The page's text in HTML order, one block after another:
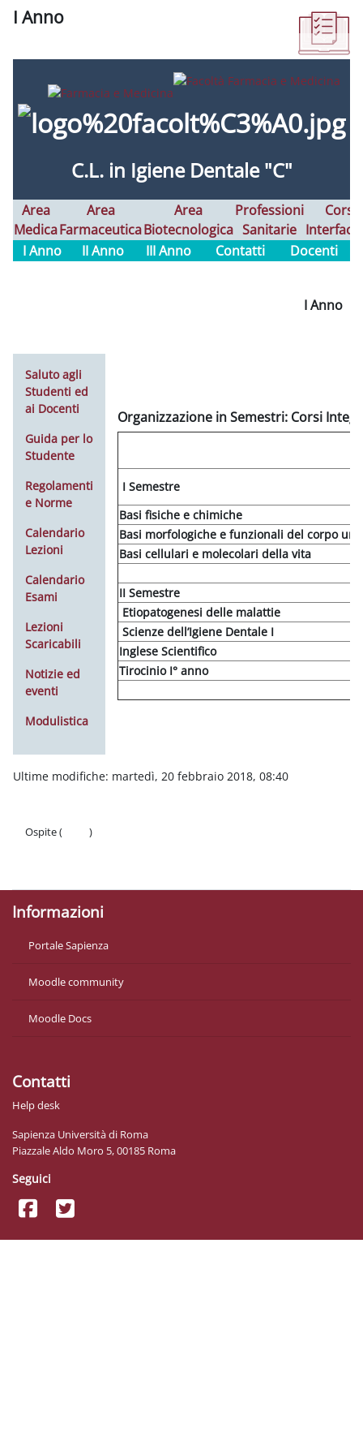
I Anno
C.L. in Igiene Dentale "C"
Area
Medica
Area
Farmaceutica
Area
Biotecnologica
Professioni
Sanitarie
Corsi
I Anno
II Anno III Anno Contatti Docenti
I Anno
Saluto agli
Studenti ed
ai Docenti
Guida per lo
Studente
Regolamenti
e Norme
Calendario
Lezioni
Calendario
Esami
Lezioni
Scaricabili
Notizie ed
eventi
Modulistica
Organizzazione in Semestri: Corsi
I Semestre
Basi fisiche e chimiche
Basi morfologiche e funzionali del corpo
Basi cellulari e molecolari della vita
II Semestre
Etiopatogenesi delle malattie
Scienze dell’Igiene Dentale I
Inglese Scientifico
Tirocinio I° anno
Ultime modifiche: martedì, 20 febbraio 2018, 08:40
Ospite (
)
Informazioni
Portale Sapienza
Moodle community
Moodle Docs
Contatti
Help desk
Sapienza Università di Roma
Piazzale Aldo Moro 5, 00185 Roma
Seguici